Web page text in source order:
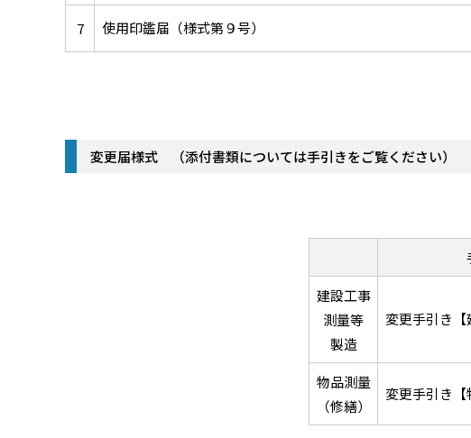
7 使用印鑑届（様式第９号）
変更届様式 （添付書類については手引きをご覧ください）
建設工事
測量等
製造
変更手引き【
物品測量
（修繕）
変更手引き【